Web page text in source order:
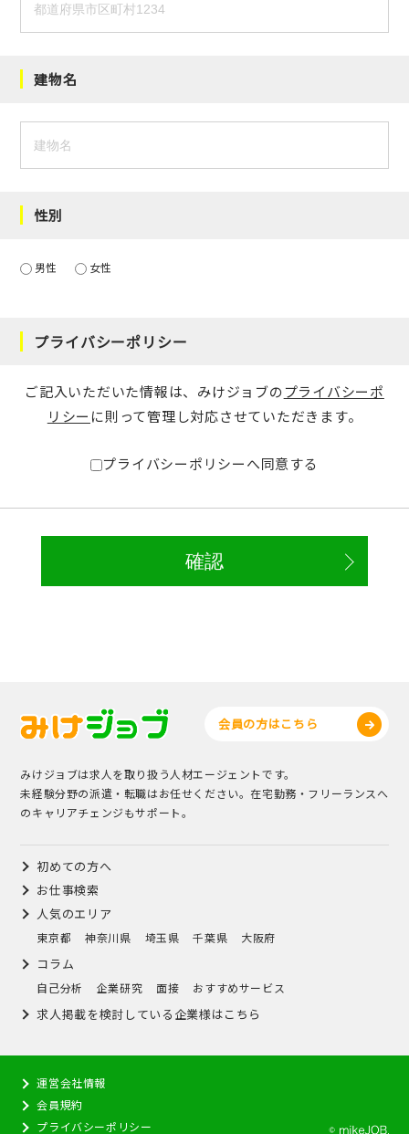
建物名
性別
男性 女性
プライバシーポリシー
ご記入いただいた情報は、みけジョブのプライバシーポ
リシー に則って管理し対応させていただきます。
プライバシーポリシーへ同意する
会員の方はこちら
みけジョブは求人を取り扱う人材エージェントです。
未経験分野の派遣・転職はお任せください。在宅勤務・フリーランスへ
のキャリアチェンジもサポート。
初めての方へ
お仕事検索
人気のエリア
東京都 神奈川県 埼玉県 千葉県 大阪府
コラム
自己分析 企業研究 面接 おすすめサービス
求人掲載を検討している企業様はこちら
運営会社情報
会員規約
プライバシーポリシー